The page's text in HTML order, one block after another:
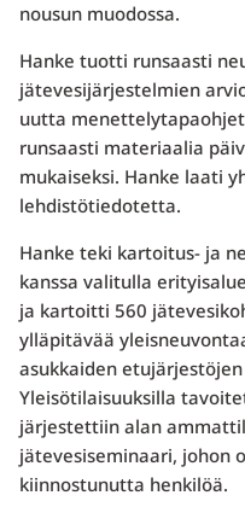
nousun muodossa.
Hanke tuotti runsaasti
jätevesijärjestelmien
uutta
runsaasti materiaalia
mukaiseksi. Hanke laati
lehdistötiedotetta.
Hanke teki kartoitus- ja
kanssa valitulla
ja kartoitti 560
ylläpitävää
asukkaiden
Yleisötilaisuuksilla
järjestettiin alan
jätevesiseminaari, johon
kiinnostunutta henkilöä.